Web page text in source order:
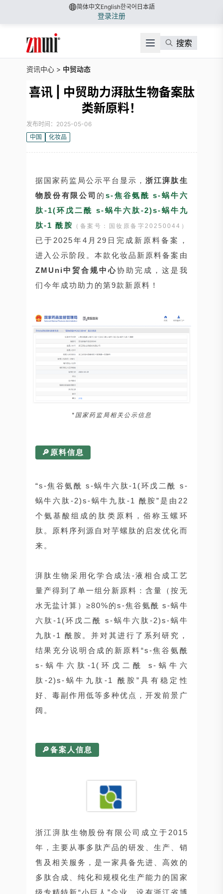
简体中文English한국어 日本語
登录注册
搜索
资讯中心 > 中贸动态
喜讯 | 中贸助力湃肽生物备案肽
类新原料！
发布时间：2025-05-06
中国
化妆品
据国家药监局公示平台显示，浙江湃肽生
物股份有限公司 的s-焦谷氨酰 s-蜗牛六
肽-1(环戊二酰 s-蜗牛六肽-2)s-蜗牛九
肽-1 酰胺
（备案号：国妆原备字20250044）
已于2025年4月29日完成新原料备案，
进入公示阶段。 本款化妆品新原料备案由
ZMUni中贸合规中心协助完成，这是我
们今年成功助力的第9款新原料！
*国家药监局相关公示信息
🔎原料信息
“s-焦谷氨酰 s-蜗牛六肽-1(环戊二酰 s-
蜗牛六肽-2)s-蜗牛九肽-1 酰胺”是由22
个氨基酸组成的肽类原料，俗称玉螺环
肽。原料序列源自对芋螺肽的启发优化而
来。
湃肽生物采用化学合成法-液相合成工艺
量产得到了单一组分新原料：含量（按无
水无盐计算）≥80%的s-焦谷氨酰 s-蜗牛
六肽-1(环戊二酰 s-蜗牛六肽-2)s-蜗牛
九肽-1 酰胺。并对其进行了系列研究，
结果充分说明合成的新原料“s-焦谷氨酰
s-蜗牛六肽-1(环戊二酰 s-蜗牛六
肽-2)s-蜗牛九肽-1 酰胺”具有稳定性
好、毒副作用低等多种优点，开发前景广
阔。
🔎备案人信息
浙江湃肽生物股份有限公司成立于2015
年，主要从事多肽产品的研发、生产、销
售及相关服务，是一家具备先进、高效的
多肽合成、纯化和规模化生产能力的国家